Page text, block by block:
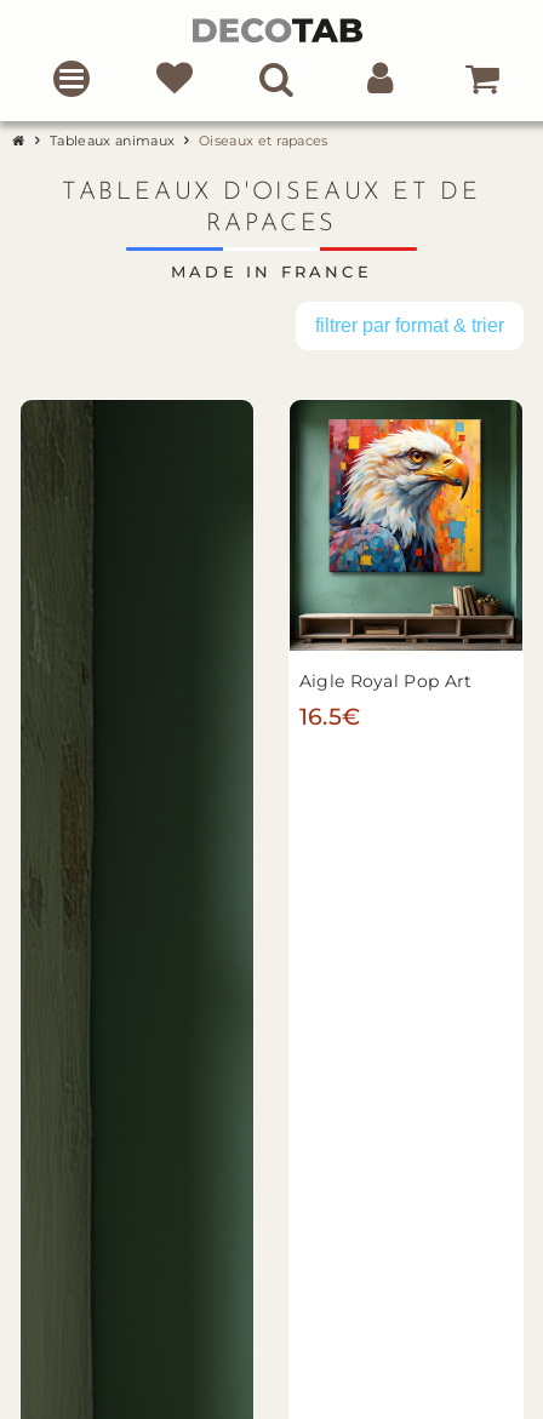
Tableaux animaux Oiseaux et rapaces
TABLEAUX D'OISEAUX ET DE
RAPACES
MADE IN FRANCE
filtrer par format & trier
Aigle Royal Pop Art
16.5€